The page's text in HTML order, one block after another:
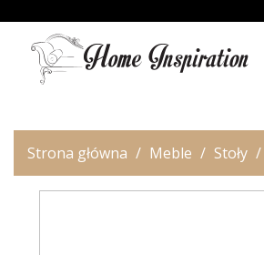
Strona główna Meble Stoły